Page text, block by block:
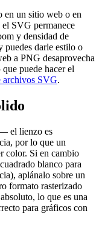
en un sitio web o en
SVG permanece
y densidad de
puedes darle estilo o
a PNG desaprovecha
puede hacer el
archivos SVG.
el lienzo es
por lo que un
color. Si en cambio
blanco para
aplánalo sobre un
formato rasterizado
lo que es una
para gráficos con